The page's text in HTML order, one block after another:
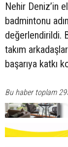
Nehir Deniz’in
badmintonu
değerlendirildi.
takım
başarıya katkı
Bu haber toplam